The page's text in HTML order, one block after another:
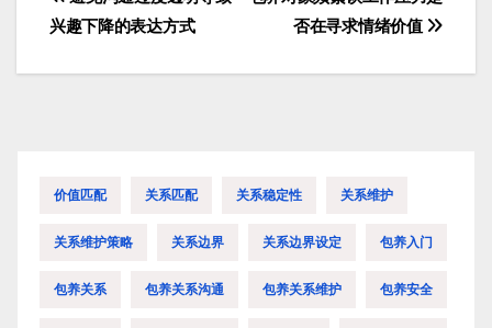
文
导
否在寻求情绪价值
兴趣下降的表达方式
价值匹配 关系匹配 关系稳定性 关系维护
关系维护策略 关系边界 关系边界设定 包养入门
包养关系 包养关系沟通 包养关系维护 包养安全